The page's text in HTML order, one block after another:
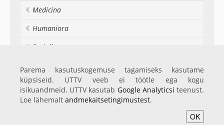
Konverentsil võetakse ette olulised teemad,
nagu kiirgusohutus, tuumatehnoloogia,
keskkonnamõju ja julgeolek. Päeva lõpetab
Medicina
Humaniora
Socialia
Realia et naturalia
Ülikoolist veel
Parema kasutuskogemuse tagamiseks kasutame
küpsiseid. UTTV veeb ei töötle ega kogu
isikuandmeid. UTTV kasutab Google Analyticsi teenust.
Loe lähemalt andmekaitsetingimustest.
OK